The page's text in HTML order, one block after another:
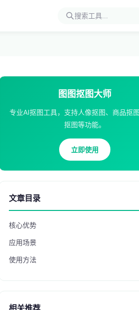
图图抠图大师
专业AI抠图工具，支持人像抠图、商品抠
抠图等功能。
立即使用
文章目录
核心优势
应用场景
使用方法
相关推荐